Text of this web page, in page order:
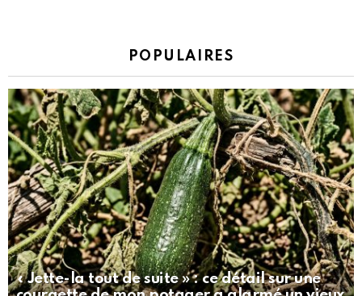
POPULAIRES
« Jette-la tout de suite » : ce détail sur une